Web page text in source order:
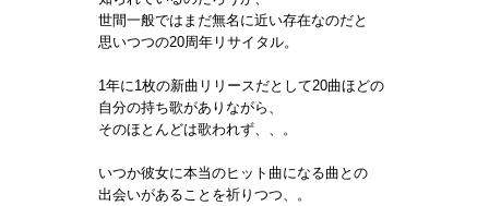
世間一般ではまだ無名に近い存在なのだと
思いつつの20周年リサイタル。
1年に1枚の新曲リリースだとして20曲ほどの
自分の持ち歌がありながら、
そのほとんどは歌われず、、。
いつか彼女に本当のヒット曲になる曲との
出会いがあることを祈りつつ、。